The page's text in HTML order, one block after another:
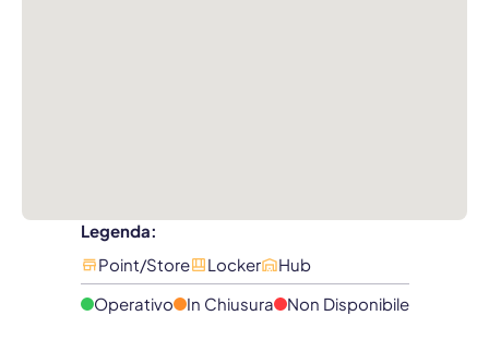
Legenda:
Point/Store
Locker
Hub
Operativo
In Chiusura Non Disponibile